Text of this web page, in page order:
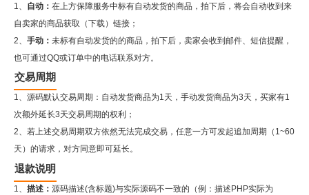
1、 自动： 在上方保障服务中标有自动发货的商品，拍下后，将会自动收到来
自卖家的商品获取（下载）链接；
2、 手动： 未标有自动发货的的商品，拍下后，卖家会收到邮件、短信提醒，
也可通过QQ或订单中的电话联系对方。
交易周期
1、源码默认交易周期：自动发货商品为1天，手动发货商品为3天，买家有1
次额外延长3天交易周期的权利；
2、若上述交易周期双方依然无法完成交易，任意一方可发起追加周期（1~60
天）的请求，对方同意即可延长。
退款说明
1、 描述： 源码描述(含标题)与实际源码不一致的（例：描述PHP实际为